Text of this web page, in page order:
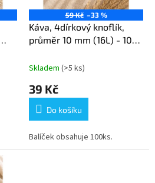
59 Kč –33 %
Káva, 4dírkový knoflík,
průměr 10 mm (16L) - 100
Skladem (>5 ks)
39 Kč
Do košíku
Balíček obsahuje 100ks.